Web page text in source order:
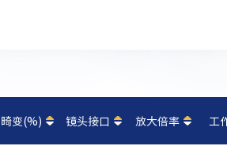
畸变(%) 镜头接口 放大倍率 工